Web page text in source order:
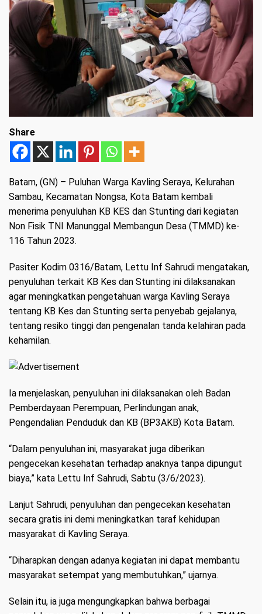
Share
Batam, (GN) – Puluhan Warga Kavling Seraya, Kelurahan
Sambau, Kecamatan Nongsa, Kota Batam kembali
menerima penyuluhan KB KES dan Stunting dari kegiatan
Non Fisik TNI Manunggal Membangun Desa (TMMD) ke-
116 Tahun 2023.
Pasiter Kodim 0316/Batam, Lettu Inf Sahrudi mengatakan,
penyuluhan terkait KB Kes dan Stunting ini dilaksanakan
agar meningkatkan pengetahuan warga Kavling Seraya
tentang KB Kes dan Stunting serta penyebab gejalanya,
tentang resiko tinggi dan pengenalan tanda kelahiran pada
kehamilan.
Ia menjelaskan, penyuluhan ini dilaksanakan oleh Badan
Pemberdayaan Perempuan, Perlindungan anak,
Pengendalian Penduduk dan KB (BP3AKB) Kota Batam.
“Dalam penyuluhan ini, masyarakat juga diberikan
pengecekan kesehatan terhadap anaknya tanpa dipungut
biaya,” kata Lettu Inf Sahrudi, Sabtu (3/6/2023).
Lanjut Sahrudi, penyuluhan dan pengecekan kesehatan
secara gratis ini demi meningkatkan taraf kehidupan
masyarakat di Kavling Seraya.
“Diharapkan dengan adanya kegiatan ini dapat membantu
masyarakat setempat yang membutuhkan,” ujarnya.
Selain itu, ia juga mengungkapkan bahwa berbagai